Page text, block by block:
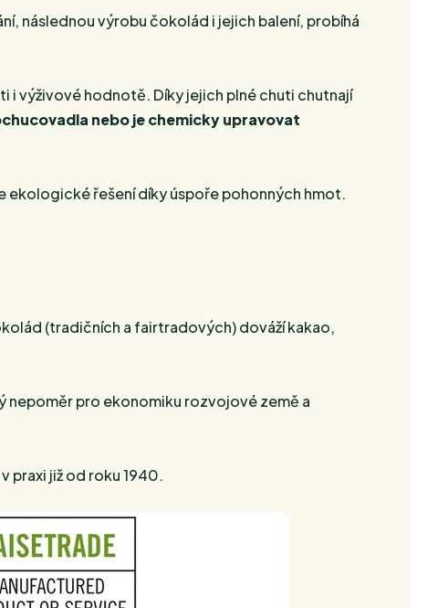
následnou výrobu čokolád i jejich balení, probíhá
i výživové hodnotě. Díky jejich plné chuti chutnají
nebo je chemicky upravovat
ekologické řešení díky úspoře pohonných hmot.
(tradičních a fairtradových) dováží kakao,
nepoměr pro ekonomiku rozvojové země a
praxi již od roku 1940.